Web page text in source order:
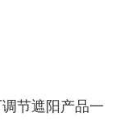
节遮阳产品一